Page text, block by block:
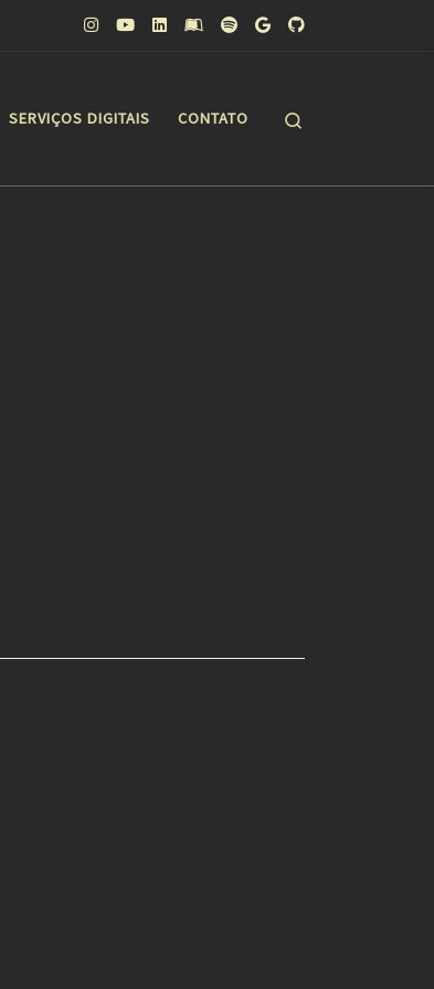
SERVIÇOS DIGITAIS CONTATO